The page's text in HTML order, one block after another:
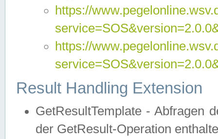
https://
https://
Result Handling Extension
GetResultTemplate - Abfragen
der GetResult-Operation